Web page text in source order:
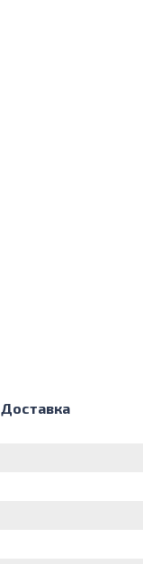
Доставка